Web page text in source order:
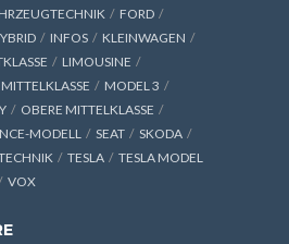
FORD
INFOS
KLEINWAGEN
LIMOUSINE
MITTELKLASSE
MODEL 3
OBERE MITTELKLASSE
MODELL SEAT
SKODA
TESLA
TESLA MODEL
VOX